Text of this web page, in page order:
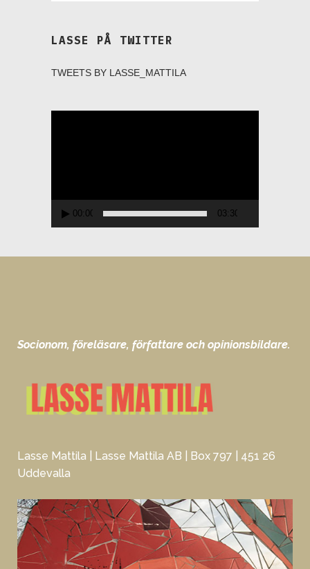
LASSE PÅ TWITTER
TWEETS BY LASSE_MATTILA
00:00 03:30
Socionom, föreläsare, författare och opinionsbildare.
Lasse Mattila | Lasse Mattila AB | Box 797 | 451 26
Uddevalla